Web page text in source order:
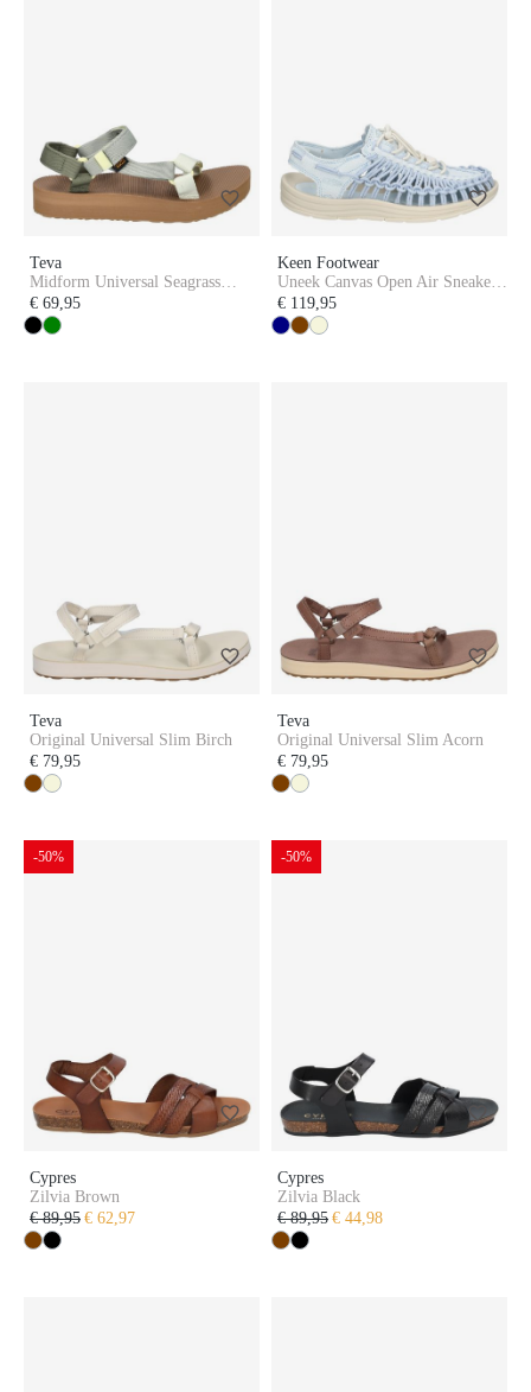
Teva
Midform Universal Seagrass
Multi
€ 69,95
Keen Footwear
Uneek Canvas Open Air Sneaker
Women Ballad Blue
€ 119,95
Teva
Original Universal Slim Birch
€ 79,95
Teva
Original Universal Slim Acorn
€ 79,95
-50%
Cypres
Zilvia Brown
€ 89,95 € 62,97
-50%
Cypres
Zilvia Black
€ 89,95 € 44,98